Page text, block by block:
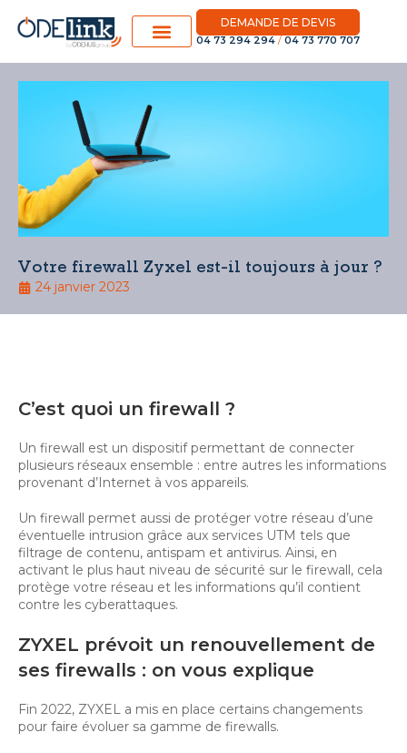
DEMANDE DE DEVIS
04 73 294 294/ 04 73 770 707
Votre firewall Zyxel est-il toujours à jour ?
24 janvier 2023
C’est quoi un firewall ?
Un firewall est un dispositif permettant de connecter
plusieurs réseaux ensemble : entre autres les informations
provenant d’Internet à vos appareils.
Un firewall permet aussi de protéger votre réseau d’une
éventuelle intrusion grâce aux services UTM tels que
filtrage de contenu, antispam et antivirus. Ainsi, en
activant le plus haut niveau de sécurité sur le firewall, cela
protège votre réseau et les informations qu’il contient
contre les cyberattaques.
ZYXEL prévoit un renouvellement de
ses firewalls : on vous explique
Fin 2022, ZYXEL a mis en place certains changements
pour faire évoluer sa gamme de firewalls.